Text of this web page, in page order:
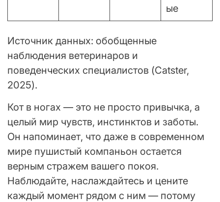
ые
Источник данных: обобщенные
наблюдения ветеринаров и
поведенческих специалистов (Catster,
2025).
Кот в ногах — это не просто привычка, а
целый мир чувств, инстинктов и заботы.
Он напоминает, что даже в современном
мире пушистый компаньон остается
верным стражем вашего покоя.
Наблюдайте, наслаждайтесь и цените
каждый момент рядом с ним — потому